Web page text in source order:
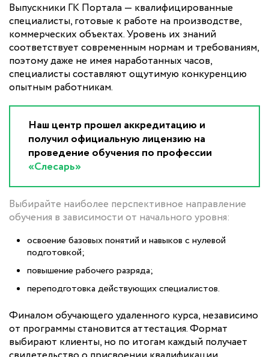
Выпускники ГК Портала — квалифицированные
специалисты, готовые к работе на производстве,
коммерческих объектах. Уровень их знаний
соответствует современным нормам и требованиям,
поэтому даже не имея наработанных часов,
специалисты составляют ощутимую конкуренцию
опытным работникам.
Наш центр прошел аккредитацию и
получил официальную лицензию на
проведение обучения по профессии
«Слесарь»
Выбирайте наиболее перспективное направление
обучения в зависимости от начального уровня:
освоение базовых понятий и навыков с нулевой
подготовкой;
повышение рабочего разряда;
переподготовка действующих специалистов.
Финалом обучающего удаленного курса, независимо
от программы становится аттестация. Формат
выбирают клиенты, но по итогам каждый получает